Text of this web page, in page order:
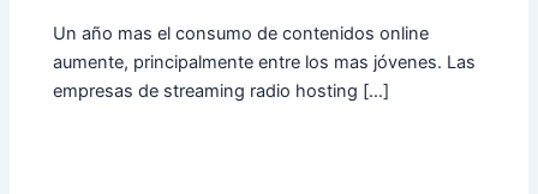
Un año mas el consumo de contenidos online
aumente, principalmente entre los mas jóvenes. Las
empresas de streaming radio hosting […]